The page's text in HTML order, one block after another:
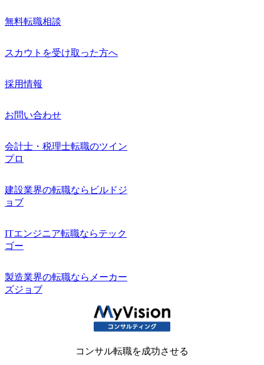
無料転職相談
スカウトを受け取った方へ
採用情報
お問い合わせ
会計士・税理士転職のツイン
プロ
建設業界の転職ならビルドジ
ョブ
ITエンジニア転職ならテック
ゴー
製造業界の転職ならメーカー
ズジョブ
コンサル転職を成功させる